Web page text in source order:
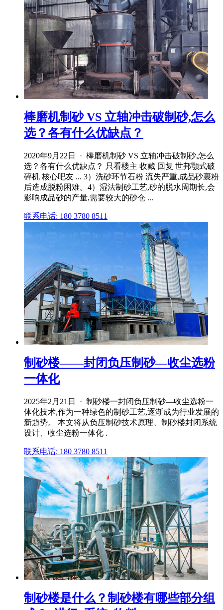
棒磨机制砂 VS 立轴冲击破制砂,怎么
选？各有什么优缺点？
2020年9月22日 · 棒磨机制砂 VS 立轴冲击破制砂,怎么
选？各有什么优缺点？ 只看楼主 收藏 回复 世邦颚式破
碎机 核心吧友 ... 3）洗砂环节石粉 流失严重,成品砂裹粉
后造成脱粉困难。4）湿法制砂工艺,砂的脱水周期长,会
影响成品砂的产量,需要较大的砂仓 ...
联系电话: 180 3780 8511
制砂楼——封闭负压制砂—收尘选粉
一体化
2025年2月21日 · 制砂楼一封闭负压制砂—收尘选粉一
体化技术,作为一种绿色的制砂工艺,逐渐成为行业发展的
新趋势。 本文将从负压制砂技术原理、制砂楼封闭系统
设计、收尘选粉一体化 .
联系电话: 180 3780 8511
制砂楼是什么？制砂楼有哪些部分组